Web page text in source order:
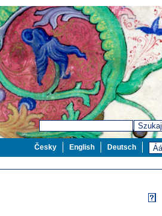
Szukaj
Deutsch
English
Česky